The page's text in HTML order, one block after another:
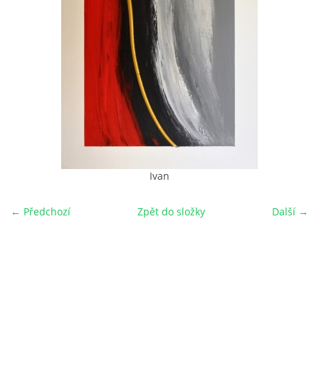
Ivan
← Předchozí Další →
Zpět do složky